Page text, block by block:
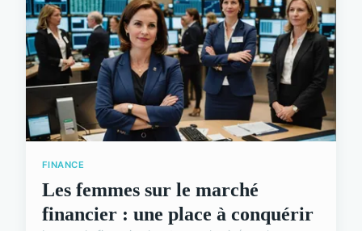
FINANCE
Les femmes sur le marché
financier : une place à conquérir